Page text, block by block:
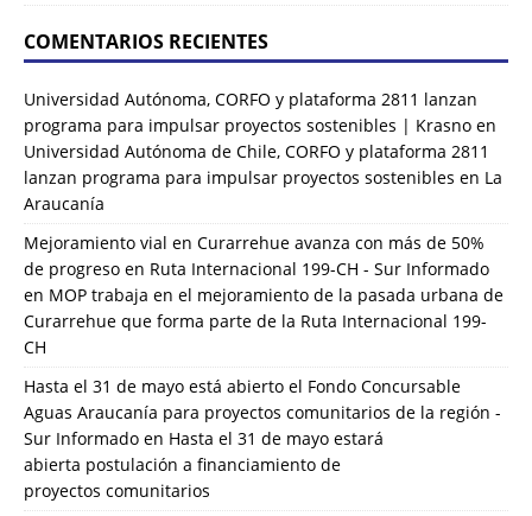
COMENTARIOS RECIENTES
Universidad Autónoma, CORFO y plataforma 2811 lanzan
programa para impulsar proyectos sostenibles | Krasno en
Universidad Autónoma de Chile, CORFO y plataforma 2811
lanzan programa para impulsar proyectos sostenibles en La
Araucanía
Mejoramiento vial en Curarrehue avanza con más de 50%
de progreso en Ruta Internacional 199-CH - Sur Informado
en MOP trabaja en el mejoramiento de la pasada urbana de
Curarrehue que forma parte de la Ruta Internacional 199-
CH
Hasta el 31 de mayo está abierto el Fondo Concursable
Aguas Araucanía para proyectos comunitarios de la región -
Sur Informado en Hasta el 31 de mayo estará
abierta postulación a financiamiento de
proyectos comunitarios